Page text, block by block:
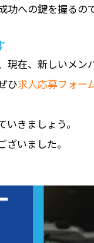
への鍵を握るので
在、新しいメン
ひ求人応募フォー
きましょう。
いました。